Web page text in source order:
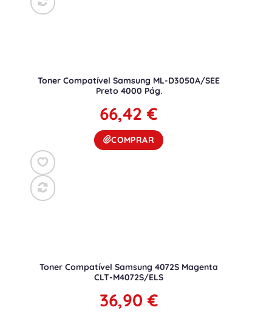
Toner Compatível Samsung ML-D3050A/SEE
Preto 4000 Pág.
66,42€
COMPRAR
Toner Compatível Samsung 4072S Magenta
CLT-M4072S/ELS
36,90€